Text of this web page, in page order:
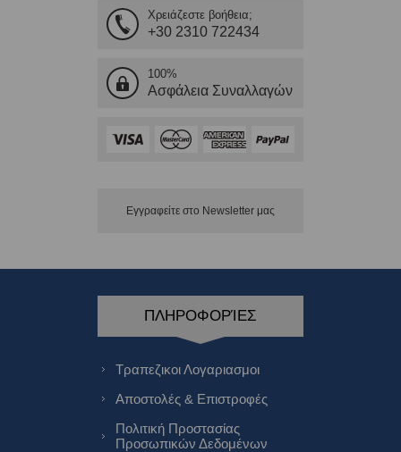
Χρειάζεστε βοήθεια;
+30 2310 722434
100%
Ασφάλεια Συναλλαγών
Εγγραφείτε στο Νewsletter μας
ΠΛΗΡΟΦΟΡΊΕΣ
Τραπεζικοι Λογαριασμοι
Αποστολές & Επιστροφές
Πολιτική Προστασίας
Προσωπικών Δεδομένων